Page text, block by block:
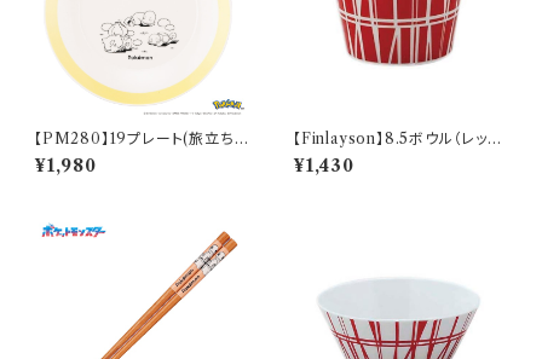
【PM280】19プレート(旅立ち)
【Daily Sketch】PM285-330
¥1,980
【Finlayson】8.5ボウル（レッ
ド）【コロナ】
¥1,430